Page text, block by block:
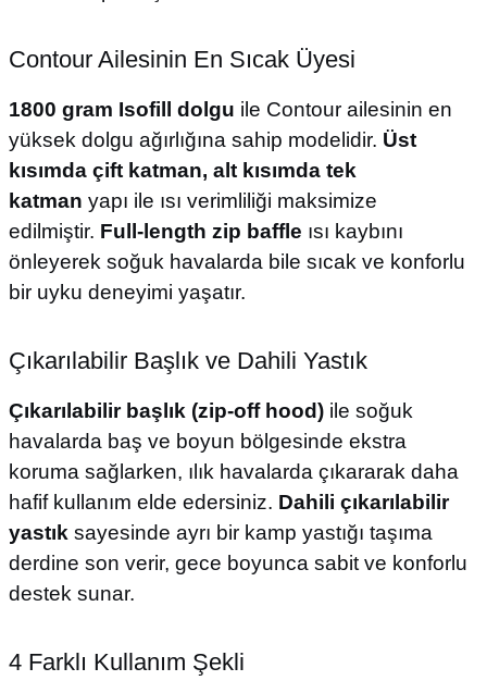
Contour Ailesinin En Sıcak Üyesi
1800 gram Isofill dolgu ile Contour ailesinin en
yüksek dolgu ağırlığına sahip modelidir. Üst
kısımda çift katman, alt kısımda tek
katman yapı ile ısı verimliliği maksimize
edilmiştir. Full-length zip baffle ısı kaybını
önleyerek soğuk havalarda bile sıcak ve konforlu
bir uyku deneyimi yaşatır.
Çıkarılabilir Başlık ve Dahili Yastık
Çıkarılabilir başlık (zip-off hood)ile soğuk
havalarda baş ve boyun bölgesinde ekstra
koruma sağlarken, ılık havalarda çıkararak daha
hafif kullanım elde edersiniz. Dahili çıkarılabilir
yastık sayesinde ayrı bir kamp yastığı taşıma
derdine son verir, gece boyunca sabit ve konforlu
destek sunar.
4 Farklı Kullanım Şekli